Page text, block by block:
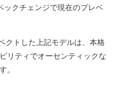
ックチェンジで現在のプレベ
クトした上記モデルは、本格
リティでオーセンティックな
。